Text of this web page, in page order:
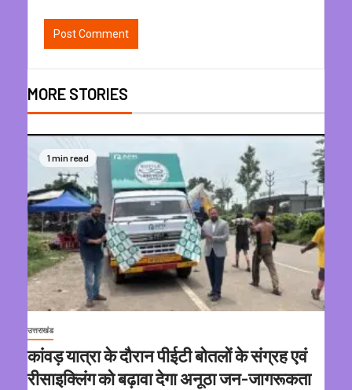
MORE STORIES
1 min read
उत्तराखंड
कांवड़ यात्रा के दौरान पीईटी बोतलों के संग्रह एवं
रीसाइक्लिंग को बढ़ावा देगा अनूठा जन-जागरूकता